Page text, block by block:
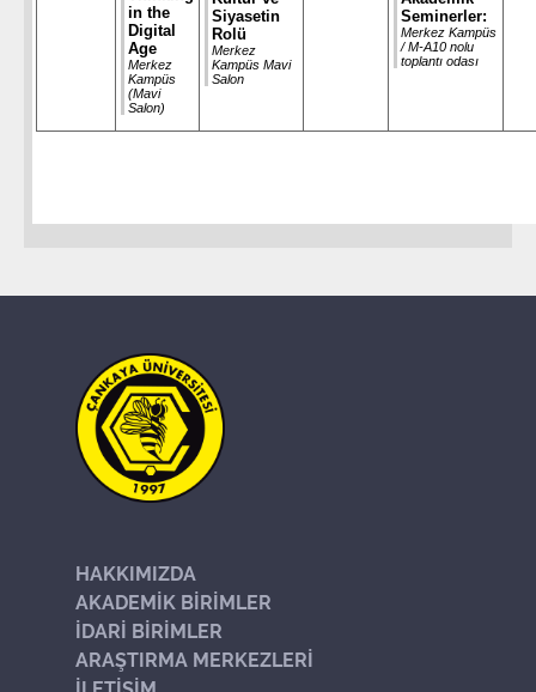
in the
Digital
Age
Merkez
Kampüs
(Mavi
Salon)
Siyasetin
Rolü
Merkez
Kampüs Mavi
Salon
Seminerler:
Merkez Kampüs
/ M-A10 nolu
toplantı odası
HAKKIMIZDA
AKADEMİK BİRİMLER
İDARİ BİRİMLER
ARAŞTIRMA MERKEZLERİ